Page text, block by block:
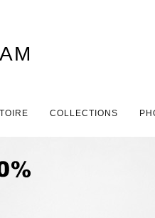
COLLECTIONS